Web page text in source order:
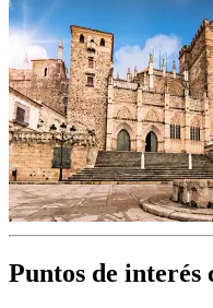
Puntos de interés